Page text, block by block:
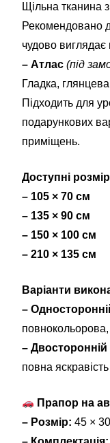
Щільна тканина
Рекомендовано
чудово виглядає
– Атлас (під
Гладка,
Підходить для
подарункових
приміщень.
Доступні
– 105 × 70 см
– 135 × 90 см
– 150 × 100 см
– 210 × 135 см
Варіанти
–
повнокольорова,
– Двосторонній
повна
Прапор на
– Розмір: 45 ×